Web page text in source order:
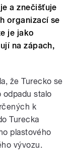
a znečišťuje
organizací se
je jako
na zápach,
že Turecko se
odpadu stalo
k
Turecka
plastového
vývozu.